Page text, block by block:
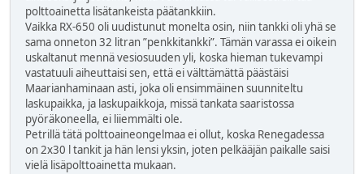
polttoainetta lisätankeista päätankkiin.
Vaikka RX-650 oli uudistunut monelta osin, niin tankki oli yhä se
sama onneton 32 litran ”penkkitankki”. Tämän varassa ei oikein
uskaltanut mennä vesiosuuden yli, koska hieman tukevampi
vastatuuli aiheuttaisi sen, että ei välttämättä päästäisi
Maarianhaminaan asti, joka oli ensimmäinen suunniteltu
laskupaikka, ja laskupaikkoja, missä tankata saaristossa
pyöräkoneella, ei liiemmälti ole.
Petrillä tätä polttoaineongelmaa ei ollut, koska Renegadessa
on 2x30 l tankit ja hän lensi yksin, joten pelkääjän paikalle saisi
vielä lisäpolttoainetta mukaan.